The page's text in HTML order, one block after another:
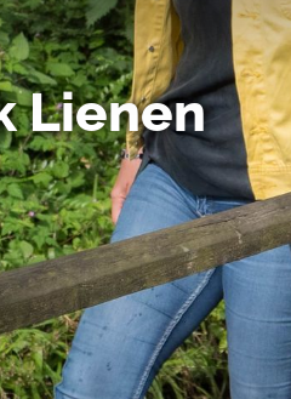
websiteverkeer te analyseren.
de verwerking van uw
verzameld:Door te klikken op
aan te vinken en te
gegevens in de VS worden
door het Europees Hof van
volgens EU-
Amerikaanse autoriteiten
enig rechtsmiddel. Indien u
statistieken of
Voor meer
meer gedetailleerde
Lienen